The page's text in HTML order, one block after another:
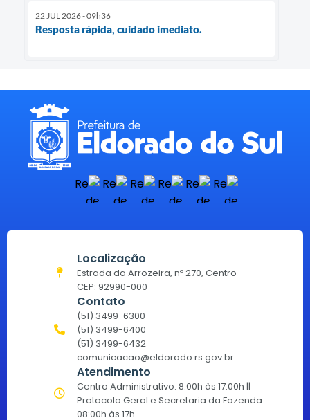
22 JUL 2026 - 09h36
Resposta rápida, cuidado imediato.
Localização
Estrada da Arrozeira, nº 270, Centro
CEP: 92990-000
Contato
(51) 3499-6300
(51) 3499-6400
(51) 3499-6432
comunicacao@eldorado.rs.gov.br
Atendimento
Centro Administrativo: 8:00h às 17:00h ||
Protocolo Geral e Secretaria da Fazenda:
08:00h às 17h